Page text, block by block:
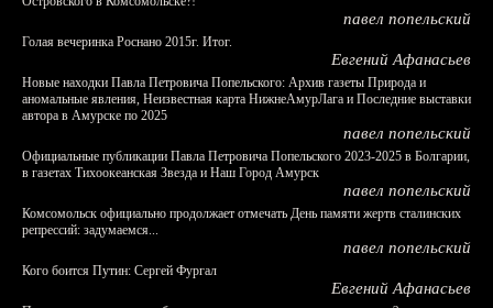
павел попельский
Голая вечеринка Роснано 2015г. Итог.
Евгений Афанасьев
Новые находки Павла Петровича Попельского: Архив газеты Природа и
аномальные явления, Неизвестная карта НижнеАмурЛага и Последние выставки
автора в Амурске по 2025
павел попельский
Официальные публикации Павла Петровича Попельского 2023-2025 в Болгарии,
в газетах Тихоокеанская Звезда и Наш Город Амурск
павел попельский
Комсомольск официально продолжает отмечать День памяти жертв сталинских
репрессий: задумаемся...
павел попельский
Кого боится Путин: Сергей Фургал
Евгений Афанасьев